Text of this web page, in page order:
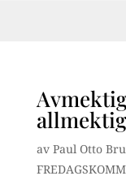
av Paul Otto